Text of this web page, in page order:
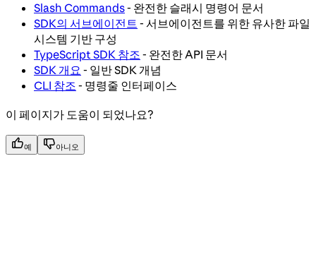
Slash Commands- 완전한 슬래시 명령어 문서
SDK의 서브에이전트 - 서브에이전트를 위한 유사한 파일
시스템 기반 구성
TypeScript SDK 참조 - 완전한 API 문서
SDK 개요 - 일반 SDK 개념
CLI 참조 - 명령줄 인터페이스
이 페이지가 도움이 되었나요?
예 아니오